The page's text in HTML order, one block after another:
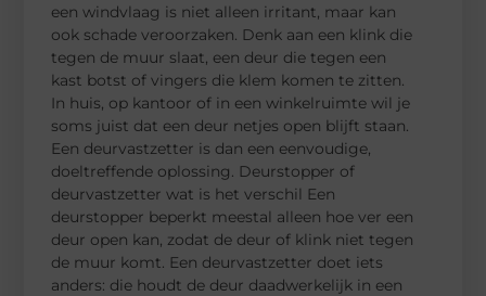
een windvlaag is niet alleen irritant, maar kan
ook schade veroorzaken. Denk aan een klink die
tegen de muur slaat, een deur die tegen een
kast botst of vingers die klem komen te zitten.
In huis, op kantoor of in een winkelruimte wil je
soms juist dat een deur netjes open blijft staan.
Een deurvastzetter is dan een eenvoudige,
doeltreffende oplossing. Deurstopper of
deurvastzetter wat is het verschil Een
deurstopper beperkt meestal alleen hoe ver een
deur open kan, zodat de deur of klink niet tegen
de muur komt. Een deurvastzetter doet iets
anders: die houdt de deur daadwerkelijk in een